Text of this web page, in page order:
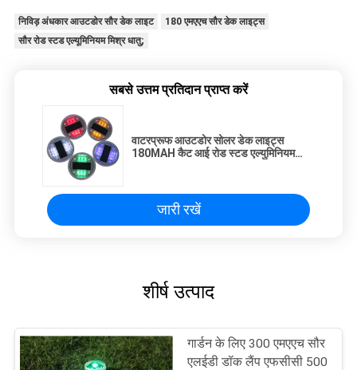
निविड़ अंधकार आउटडोर सौर डेक लाइट
180 एमएएच सौर डेक लाइट्स
सौर रोड स्टड एल्यूमिनियम मिश्र धातु;
सबसे उत्तम प्रतिदान प्राप्त करें
वाटरप्रूफ आउटडोर सोलर डेक लाइट्स
180MAH कैट आई रोड स्टड एल्युमिनियम
जारी रखें
शीर्ष उत्पाद
गार्डन के लिए 300 एमएएच सौर
एलईडी डॉक लैंप एफसीसी 500